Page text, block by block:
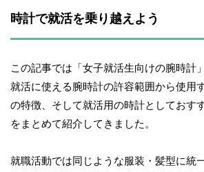
時計で就活を乗り越えよう
この記事では「女子就活生向けの腕時計
就活に使える腕時計の許容範囲から使用
の特徴、そして就活用の時計としておす
をまとめて紹介してきました。
就職活動では同じような服装・髪型に統